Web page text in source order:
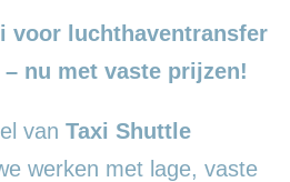
voor luchthaventransfer
nu met vaste prijzen!
van Taxi Shuttle
werken met lage, vaste